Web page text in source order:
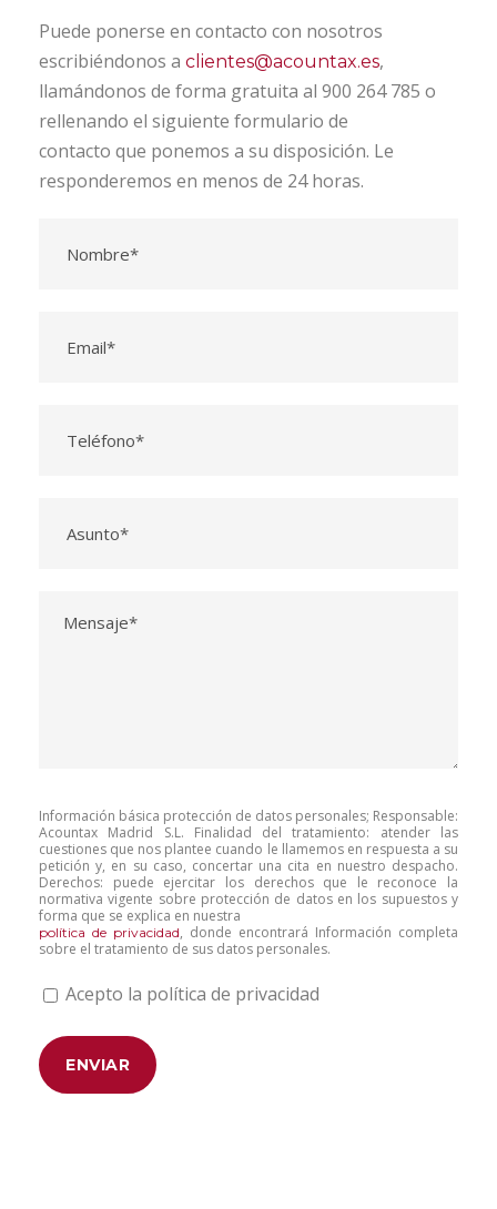
Puede ponerse en contacto con nosotros
escribiéndonos a clientes@acountax.es,
llamándonos de forma gratuita al 900 264 785 o
rellenando el siguiente formulario de
contacto que ponemos a su disposición. Le
responderemos en menos de 24 horas.
Información básica protección de datos personales; Responsable:
Acountax Madrid S.L. Finalidad del tratamiento: atender las
cuestiones que nos plantee cuando le llamemos en respuesta a su
petición y, en su caso, concertar una cita en nuestro despacho.
Derechos: puede ejercitar los derechos que le reconoce la
normativa vigente sobre protección de datos en los supuestos y
forma que se explica en nuestra
política de privacidad, donde encontrará Información completa
sobre el tratamiento de sus datos personales.
Acepto la política de privacidad